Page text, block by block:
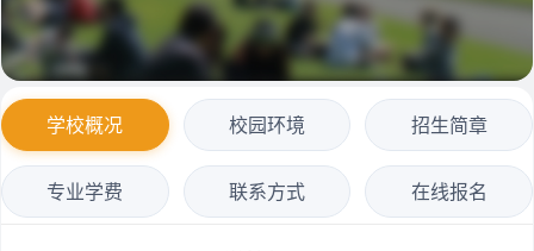
学校概况 校园环境 招生简章
专业学费 联系方式 在线报名